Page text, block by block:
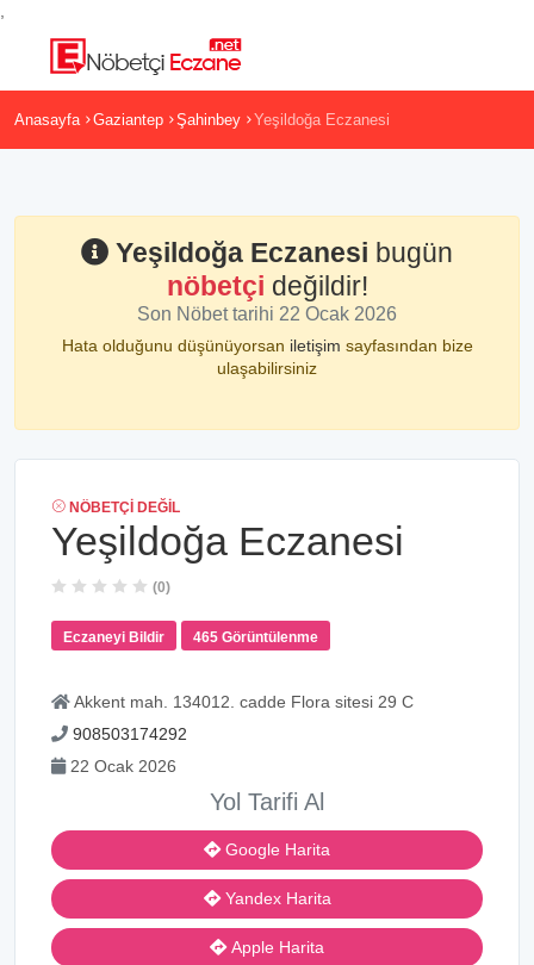
Anasayfa Gaziantep Şahinbey Yeşildoğa Eczanesi
Yeşildoğa Eczanesi bugün
nöbetçi değildir!
Son Nöbet tarihi 22 Ocak 2026
Hata olduğunu düşünüyorsan iletişim sayfasından bize
ulaşabilirsiniz
NÖBETÇI DEĞIL
Yeşildoğa Eczanesi
(0)
Eczaneyi Bildir 465 Görüntülenme
Akkent mah. 134012. cadde Flora sitesi 29 C
908503174292
22 Ocak 2026
Yol Tarifi Al
Google Harita
Yandex Harita
Apple Harita